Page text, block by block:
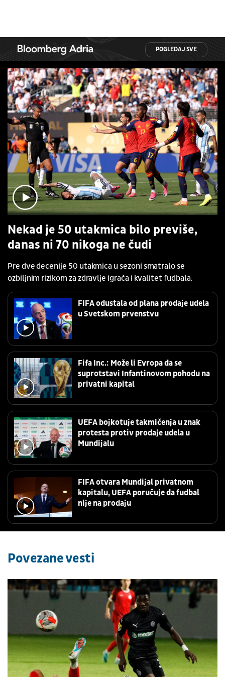
POGLEDAJ SVE
Nekad je 50 utakmica bilo previše,
danas ni 70 nikoga ne čudi
Pre dve decenije 50 utakmica u sezoni smatralo se
ozbiljnim rizikom za zdravlje igrača i kvalitet fudbala.
FIFA odustala od plana prodaje udela
u Svetskom prvenstvu
Fifa Inc.: Može li Evropa da se
suprotstavi Infantinovom pohodu na
privatni kapital
UEFA bojkotuje takmičenja u znak
protesta protiv prodaje udela u
Mundijalu
FIFA otvara Mundijal privatnom
kapitalu, UEFA poručuje da fudbal
nije na prodaju
Povezane vesti